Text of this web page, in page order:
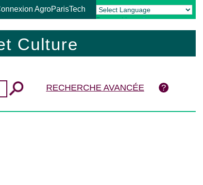
AgroParisTech
Powered by Translate
Culture
RECHERCHE AVANCÉE